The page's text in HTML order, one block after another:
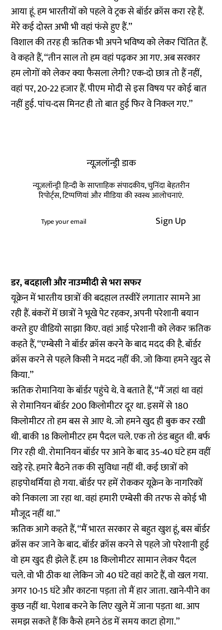
आया हूं. हम भारतीयों को पहले वे ट्रक से बॉर्डर क्रॉस करा रहे हैं.
मेरे कई दोस्त अभी भी वहां फंसे हुए हैं.’’
विशाल की तरह ही ऋतिक भी अपने भविष्य को लेकर चिंतित हैं.
वे कहते हैं, ‘‘तीन साल तो हम वहां पढ़कर आ गए. अब सरकार
हम लोगों को लेकर क्या फैसला लेगी? एक-दो छात्र तो हैं नहीं,
वहां पर, 20-22 हजार हैं. पीएम मोदी से इस विषय पर कोई बात
नहीं हुई. पांच-दस मिनट ही तो बात हुई फिर वे निकल गए.’’
न्यूज़लॉन्ड्री डाक
न्यूज़लॉन्ड्री हिन्दी के साप्ताहिक संपादकीय, चुनिंदा बेहतरीन
रिपोर्ट्स, टिप्पणियां और मीडिया की स्वस्थ आलोचनाएं.
Sign Up
डर, बदहाली और नाउम्मीदी से भरा सफर
यूक्रेन में भारतीय छात्रों की बदहाल तस्वीरें लगातार सामने आ
रही हैं. बंकरों में छात्रों ने भूखे पेट रहकर, अपनी परेशानी बयान
करते हुए वीडियो साझा किए. वहां आई परेशानी को लेकर ऋतिक
कहते हैं, ‘‘एम्बेसी ने बॉर्डर क्रॉस करने के बाद मदद की है. बॉर्डर
क्रॉस करने से पहले किसी ने मदद नहीं की. जो किया हमने खुद से
किया.’’
ऋतिक रोमानिया के बॉर्डर पहुंचे थे. वे बताते हैं, ‘‘मैं जहां था वहां
से रोमानियन बॉर्डर 200 किलोमीटर दूर था. इसमें से 180
किलोमीटर तो हम बस से आए थे. जो हमने खुद ही बुक कर रखी
थी. बाकी 18 किलोमीटर हम पैदल चले. एक तो ठंड बहुत थी. बर्फ
गिर रही थी. रोमानियन बॉर्डर पर आने के बाद 35-40 घंटे हम वहीं
खड़े रहे. हमारे बैठने तक की सुविधा नहीं थी. कई छात्रों को
हाइपोथर्मिया हो गया. बॉर्डर पर हमें रोककर यूक्रेन के नागरिकों
को निकाला जा रहा था. वहां हमारी एम्बेसी की तरफ से कोई भी
मौजूद नहीं था.’’
ऋतिक आगे कहते हैं, ‘‘मैं भारत सरकार से बहुत खुश हूं, बस बॉर्डर
क्रॉस कर जाने के बाद. बॉर्डर क्रॉस करने से पहले जो परेशानी हुई
वो हम खुद ही झेले हैं. हम 18 किलोमीटर सामान लेकर पैदल
चले. वो भी ठीक था लेकिन जो 40 घंटे वहां काटे हैं, वो खल गया.
अगर 10-15 घंटे और काटना पड़ता तो मैं हार जाता. खाने-पीने का
कुछ नहीं था. पेशाब करने के लिए खुले में जाना पड़ता था. आप
समझ सकते हैं कि कैसे हमने ठंड में समय काटा होगा.’’